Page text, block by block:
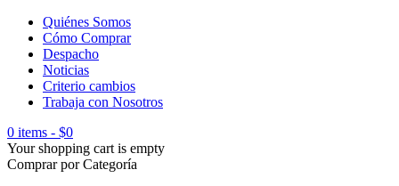
Quiénes Somos
Cómo Comprar
Despacho
Noticias
Criterio cambios
Trabaja con Nosotros
0 items - $0
Your shopping cart is empty
Comprar por Categoría